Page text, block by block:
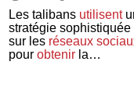
Les talibans utilisent
stratégie sophistiquée
sur les réseaux
pourobtenir la